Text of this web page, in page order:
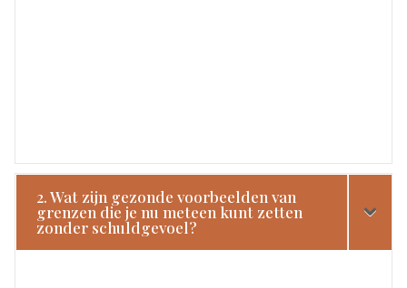
2. Wat zijn gezonde voorbeelden van
grenzen die je nu meteen kunt zetten
zonder schuldgevoel?